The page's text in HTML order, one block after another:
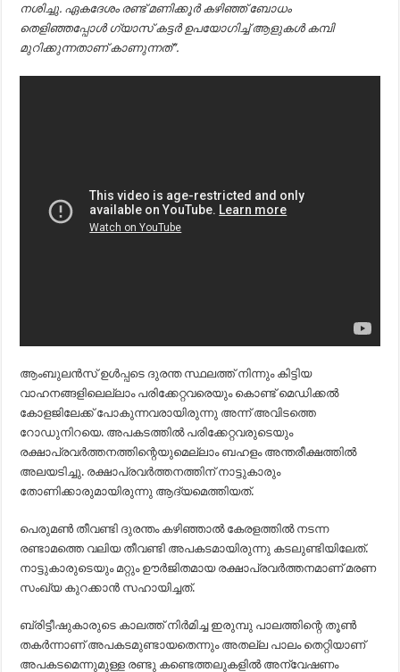
നശിച്ചു. ഏകദേശം രണ്ട് മണിക്കൂർ കഴിഞ്ഞ്‌ ബോധം
തെളിഞ്ഞപ്പോൾ ഗ്യാസ് കട്ടർ ഉപയോഗിച്ച് ആളുകൾ കമ്പി
മുറിക്കുന്നതാണ് കാണുന്നത്”.
ആംബുലന്‍സ് ഉള്‍പ്പടെ ദുരന്ത സ്ഥലത്ത് നിന്നും കിട്ടിയ
വാഹനങ്ങളിലെല്ലാം പരിക്കേറ്റവരെയും കൊണ്ട് മെഡിക്കല്‍
കോളജിലേക്ക് പോകുന്നവരായിരുന്നു അന്ന് അവിടത്തെ
റോഡുനിറയെ. അപകടത്തില്‍ പരിക്കേറ്റവരുടെയും
രക്ഷാപ്രവര്‍ത്തനത്തിന്റെയുമെല്ലാം ബഹളം അന്തരീക്ഷത്തില്‍
അലയടിച്ചു. രക്ഷാപ്രവര്‍ത്തനത്തിന് നാട്ടുകാരും
തോണിക്കാരുമായിരുന്നു ആദ്യമെത്തിയത്.
പെരുമണ്‍ തീവണ്ടി ദുരന്തം കഴിഞ്ഞാല്‍ കേരളത്തില്‍ നടന്ന
രണ്ടാമത്തെ വലിയ തീവണ്ടി അപകടമായിരുന്നു കടലുണ്ടിയിലേത്.
നാട്ടുകാരുടെയും മറ്റും ഊര്‍ജിതമായ രക്ഷാപ്രവര്‍ത്തനമാണ് മരണ
സംഖ്യ കുറക്കാന്‍ സഹായിച്ചത്.
ബ്രിട്ടീഷുകാരുടെ കാലത്ത്‌ നിര്‍മിച്ച ഇരുമ്പു പാലത്തിന്റെ തൂണ്‍
തകര്‍ന്നാണ്‌ അപകടമുണ്ടായതെന്നും അതല്ല പാലം തെറ്റിയാണ്‌
അപകടമെന്നുമുള്ള രണ്ടു കണ്ടെത്തലുകളില്‍ അന്വേഷണം